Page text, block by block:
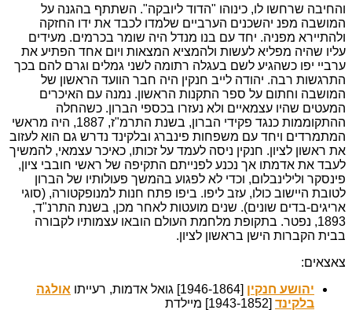
והחיבה שרחשו לו, כינוהו "הדוד ליובקה". השתתף בהגנה על
המושבה מפנ יהשכנים הערביים שלמדו לכבד את ידו החזקה
ולהתיירא מפניה. יחד עם בנו מנדל היה שומר בכרמים. מעידים
עליו שהיה מפליא לעשות ולהמציא המצאות ויום אחד הפתיע את
ערביי יפו כשהגיע לשם בעגלה רתומה לשני גמלים וגרם להם בכך
התרגשות רבה. יהודה לייב חנקין היה חבר הוועד הראשון של
המושבה וחתום על ספר התקנות הראשון. נמנה עם האיכרים
המעטים שהיו עצמאיים ולא נעזרו בכספי הברון. כשהחלה
ההתקוממות כנגד פקידי הברון, בשנת התרמ"ז, 1887, היה מראשי
המתמרדים ויחד עם משפחות פינברג ובלקינד נדרש גם הוא לעזוב
את ראשון לציון. חנקין ניסה לעמד על זכותו, כאיכר עצמאי, להמשיך
לעבד את אדמתו אך נכנע לפנייתם התקיפה של ראשי חובבי ציון,
פינסקר ולילינבלום, וכדי לא לפגוע בהמשך פעולותיו של הברון
לטובת היישוב כולו, עזב ליפו. ביפו פתח חנות למנופקטורה, (סוגי
אריגים-בדים שונים). שנים מועטות לאחר מכן, בשנת התרנ"ד,
1893, נפטר. בתקופת מלחמת העולם הובאו עצמותיו לקבורה
בבית הקברות הישן בראשון לציון.
צאצאים:
יהושע חנקין [1946-1864] גואל אדמות, רעייתו
אולגה
בלקינד [1943-1852] מיילדת